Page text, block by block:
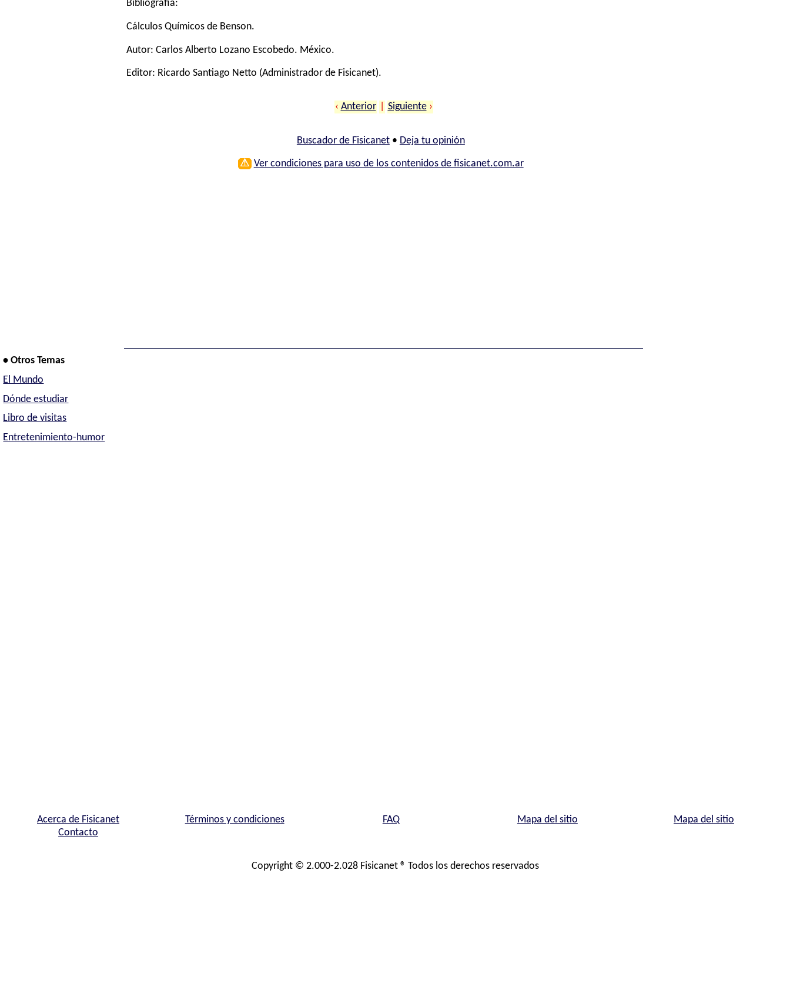
Bibliografía:
Cálculos Químicos de Benson.
Autor:Carlos Alberto Lozano Escobedo. México.
Editor: Ricardo Santiago Netto (Administrador de Fisicanet).
‹ Anterior Siguiente ›
Buscador de Fisicanet• Deja tu opinión
⚠ Ver condiciones para uso de los contenidos de fisicanet.com.ar
• Otros Temas
El Mundo
Dónde estudiar
Libro de visitas
Entretenimiento-humor
Acerca de Fisicanet Términos y condiciones FAQ Mapa del sitio
Mapa del sitio
Contacto
Copyright © 2.000-2.028 Fisicanet ® Todos los derechos reservados